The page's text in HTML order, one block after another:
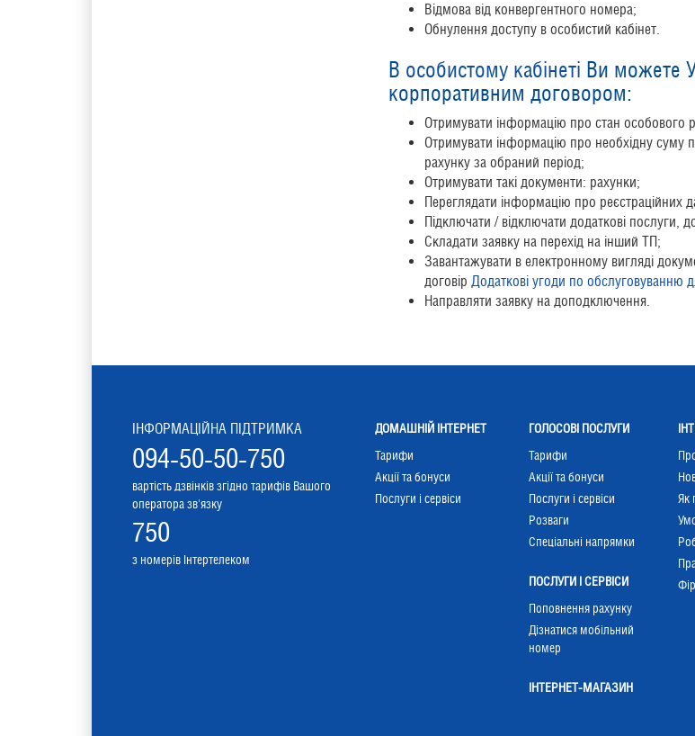
Відмова від конвергентного номера;
Обнулення доступу в особистий кабінет.
В особистому кабінеті Ви можете
корпоративним договором:
Отримувати інформацію про стан особового
Отримувати інформацію про необхідну
рахунку за обраний період;
Отримувати такі документи: рахунки;
Переглядати інформацію про реєстраційних
Підключати / відключати додаткові послуги,
Складати заявку на перехід на інший ТП;
Завантажувати в електронному вигляді
договір Додаткові угоди по обслуговуванню
Направляти заявку на доподключення.
ІНФОРМАЦІЙНА ПІДТРИМКА
094-50-50-750
вартість дзвінків згідно тарифів Вашого
оператора зв'язку
750
з номерів Інтертелеком
ДОМАШНІЙ ІНТЕРНЕТ
Тарифи
Акції та бонуси
Послуги і сервіси
ГОЛОСОВІ ПОСЛУГИ
Тарифи
Акції та бонуси
Послуги і сервіси
Розваги
Cпеціальні напрямки
ПОСЛУГИ І СЕРВІСИ
Поповнення рахунку
Дізнатися мобільний
номер
ІНТЕРНЕТ-МАГАЗИН
Як